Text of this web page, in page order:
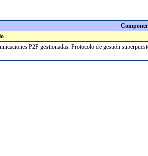
P2P gestionadas: Protocolo de gestión